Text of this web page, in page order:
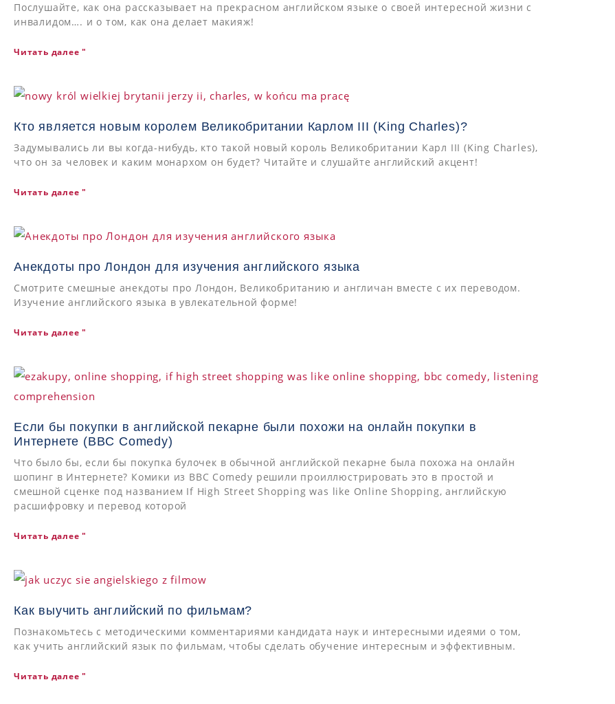
Послушайте, как она рассказывает на прекрасном английском языке о своей интересной жизни с
инвалидом…. и о том, как она делает макияж!
Читать далее "
Кто является новым королем Великобритании Карлом III (King Charles)?
Задумывались ли вы когда-нибудь, кто такой новый король Великобритании Карл III (King Charles),
что он за человек и каким монархом он будет? Читайте и слушайте английский акцент!
Читать далее "
Анекдоты про Лондон для изучения английского языка
Смотрите смешные анекдоты про Лондон, Великобританию и англичан вместе с их переводом.
Изучение английского языка в увлекательной форме!
Читать далее "
Если бы покупки в английской пекарне были похожи на онлайн покупки в
Интернете (BBC Comedy)
Что было бы, если бы покупка булочек в обычной английской пекарне была похожа на онлайн
шопинг в Интернете? Комики из BBC Comedy решили проиллюстрировать это в простой и
смешной сценке под названием If High Street Shopping was like Online Shopping, английскую
расшифровку и перевод которой
Читать далее "
Как выучить английский по фильмам?
Познакомьтесь с методическими комментариями кандидата наук и интересными идеями о том,
как учить английский язык по фильмам, чтобы сделать обучение интересным и эффективным.
Читать далее "